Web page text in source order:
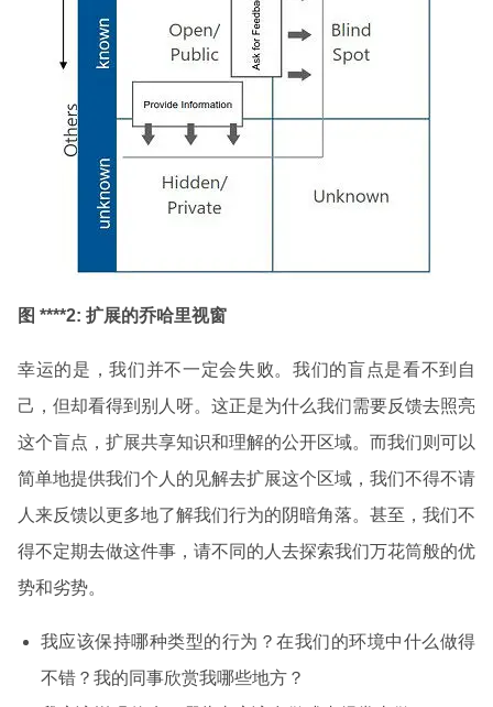
图 ****2: 扩展的乔哈里视窗
幸运的是，我们并不一定会失败。我们的盲点是看不到自
己，但却看得到别人呀。这正是为什么我们需要反馈去照亮
这个盲点，扩展共享知识和理解的公开区域。而我们则可以
简单地提供我们个人的见解去扩展这个区域，我们不得不请
人来反馈以更多地了解我们行为的阴暗角落。甚至，我们不
得不定期去做这件事，请不同的人去探索我们万花筒般的优
势和劣势。
我应该保持哪种类型的行为？在我们的环境中什么做得
不错？我的同事欣赏我哪些地方？